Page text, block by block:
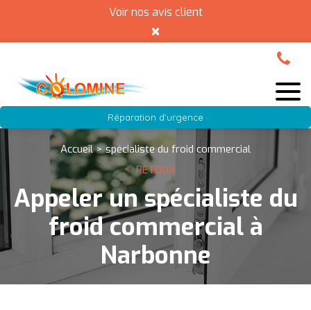
Voir nos avis client
×
Réparation d'urgence
Accueil
spécialiste du froid commercial
RETOUR
Appeler un spécialiste du
froid commercial à
Narbonne